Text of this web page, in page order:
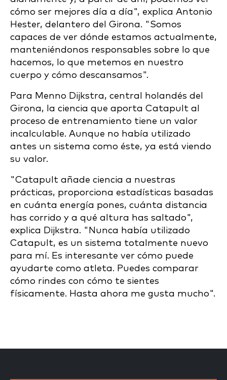
cómo ser mejores día a día", explica Antonio
Hester, delantero del Girona. "Somos
capaces de ver dónde estamos actualmente,
manteniéndonos responsables sobre lo que
hacemos, lo que metemos en nuestro
cuerpo y cómo descansamos".
Para Menno Dijkstra, central holandés del
Girona, la ciencia que aporta Catapult al
proceso de entrenamiento tiene un valor
incalculable. Aunque no había utilizado
antes un sistema como éste, ya está viendo
su valor.
"Catapult añade ciencia a nuestras
prácticas, proporciona estadísticas basadas
en cuánta energía pones, cuánta distancia
has corrido y a qué altura has saltado",
explica Dijkstra. "Nunca había utilizado
Catapult, es un sistema totalmente nuevo
para mí. Es interesante ver cómo puede
ayudarte como atleta. Puedes comparar
cómo rindes con cómo te sientes
físicamente. Hasta ahora me gusta mucho".